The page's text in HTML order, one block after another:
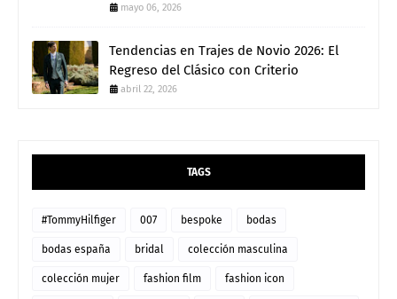
mayo 06, 2026
Tendencias en Trajes de Novio 2026: El
Regreso del Clásico con Criterio
abril 22, 2026
TAGS
#TommyHilfiger 007 bespoke bodas
bodas españa bridal colección masculina
colección mujer fashion film fashion icon